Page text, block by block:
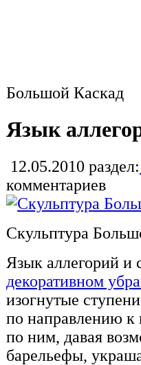
Большой Каскад
Язык
12.05.2010 раздел:
комментариев
Скульптура
Язык аллегорий и
декоративном
изогнутые
по направлению к
по ним, давая
барельефы,